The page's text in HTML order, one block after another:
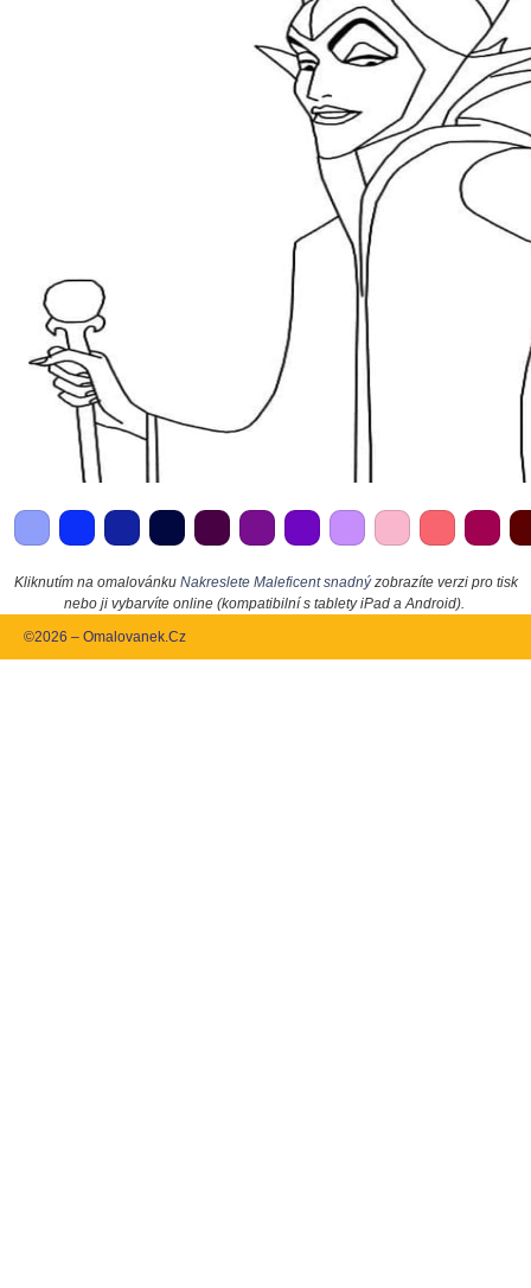
Kliknutím na omalovánku Nakreslete Maleficent snadnýzobrazíte verzi pro tisk
nebo ji vybarvíte online (kompatibilní s tablety iPad a Android).
©2026 – Omalovanek.Cz